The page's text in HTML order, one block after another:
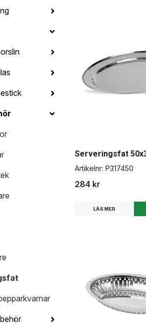
Serveringsfat
Artikelnr: P317450
284 kr
LÄS MER